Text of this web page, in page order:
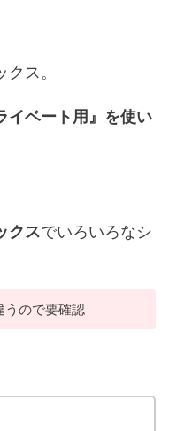
ス。
イベート用』を使い
クスでいろいろなシ
うので要確認